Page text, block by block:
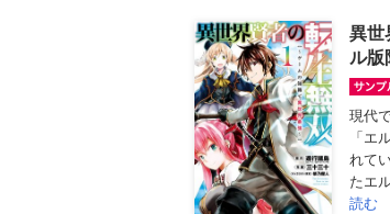
異世
ル版
現代
「エ
れて
たエ
読む